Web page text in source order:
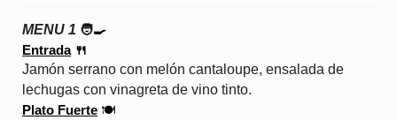
MENU 1 🧑‍🍳
Entrada 🍴
Jamón serrano con melón cantaloupe, ensalada de
lechugas con vinagreta de vino tinto.
Plato Fuerte 🍽️